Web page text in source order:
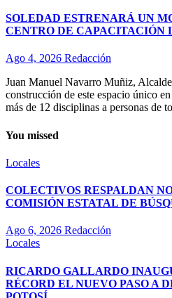
SOLEDAD ESTRENARÁ UN
CENTRO DE
Ago 4, 2026 Redacción
Juan Manuel Navarro Muñiz,
construcción de este espacio único
más de 12 disciplinas a personas de
You missed
Locales
COLECTIVOS RESPALDAN
COMISIÓN ESTATAL DE
Ago 6, 2026 Redacción
Locales
RICARDO GALLARDO
RÉCORD EL NUEVO PASO A